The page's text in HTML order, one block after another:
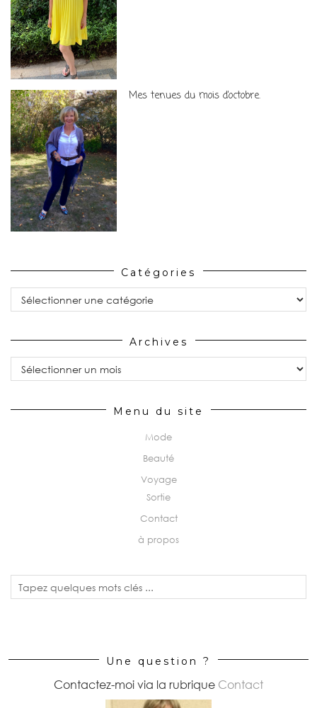
Mes tenues du mois d’octobre.
Catégories
Catégories
Archives
Archives
Menu du site
Mode
Beauté
Voyage
Sortie
Contact
à propos
Une question ?
Contactez-moi via la rubrique Contact